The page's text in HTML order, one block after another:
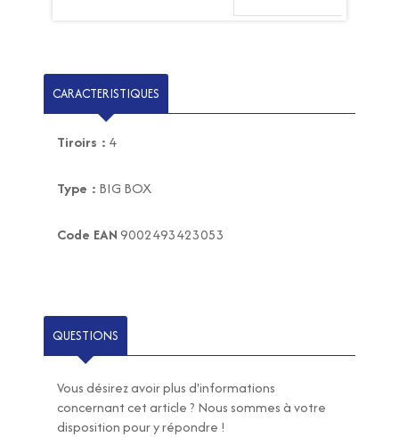
CARACTERISTIQUES
Tiroirs : 4
Type : BIG BOX
Code EAN9002493423053
QUESTIONS
Vous désirez avoir plus d'informations
concernant cet article ? Nous sommes à votre
disposition pour y répondre !